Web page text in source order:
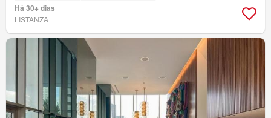
Há 30+ dias
LISTANZA